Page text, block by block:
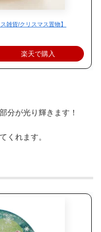
雑貨/クリスマス置物】
楽天で購入
分が光り輝きます！
くれます。